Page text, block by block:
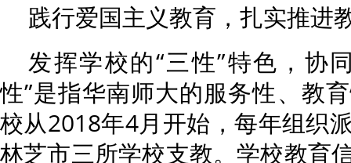
践行爱国主义教育，扎实推进
发挥学校的“三性”特色，协
性”是指华南师大的服务性、教
校从2018年4月开始，每年组织
林芝市三所学校支教。学校教育